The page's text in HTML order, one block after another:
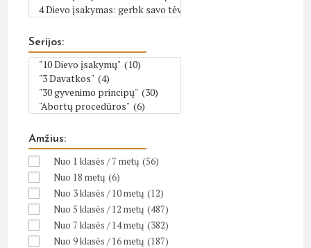
Serijos:
Amžius:
Nuo 1 klasės / 7 metų (56)
Nuo 18 metų (6)
Nuo 3 klasės / 10 metų (12)
Nuo 5 klasės / 12 metų (487)
Nuo 7 klasės / 14 metų (382)
Nuo 9 klasės / 16 metų (187)